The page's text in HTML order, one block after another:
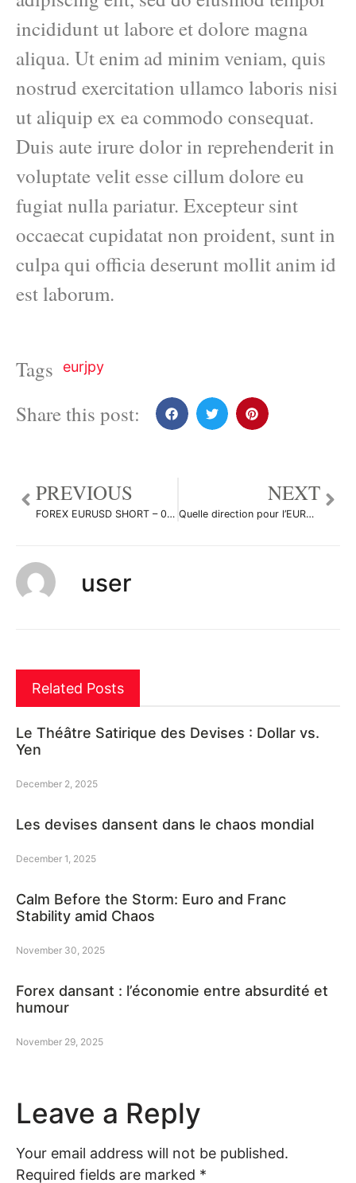
incididunt ut labore et dolore magna
aliqua. Ut enim ad minim veniam, quis
nostrud exercitation ullamco laboris nisi
ut aliquip ex ea commodo consequat.
Duis aute irure dolor in reprehenderit in
voluptate velit esse cillum dolore eu
fugiat nulla pariatur. Excepteur sint
occaecat cupidatat non proident, sunt in
culpa qui officia deserunt mollit anim id
est laborum.
Tags eurjpy
Share this post:
PREVIOUS
FOREX EURUSD SHORT – 09/09/2022 par XO-TRADE-XO
NEXT
Quelle direction pour l’EURUSD par BatSSH
user
Related Posts
Le Théâtre Satirique des Devises : Dollar vs.
Yen
December 2, 2025
Les devises dansent dans le chaos mondial
December 1, 2025
Calm Before the Storm: Euro and Franc
Stability amid Chaos
November 30, 2025
Forex dansant : l’économie entre absurdité et
humour
November 29, 2025
Leave a Reply
Your email address will not be published.
Required fields are marked *